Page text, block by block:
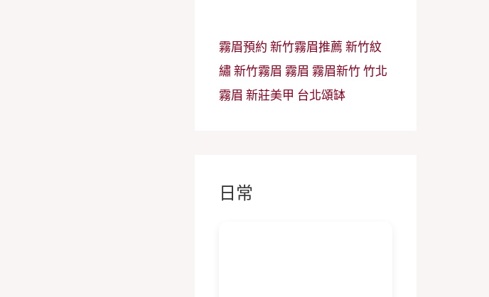
霧眉預約 新竹霧眉推薦 新竹紋
繡新竹霧眉 霧眉 霧眉新竹竹北
霧眉 新莊美甲 台北頌缽
日常